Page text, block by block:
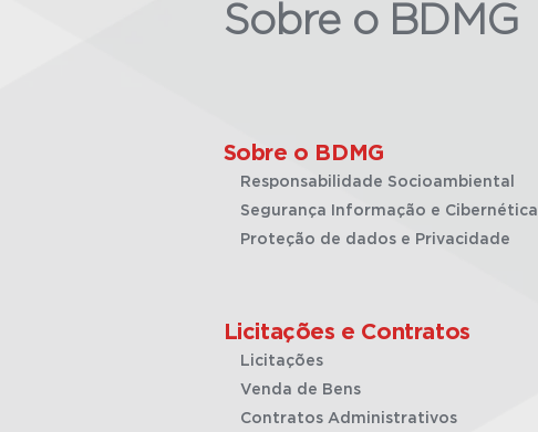
Sobre o BDMG
Sobre o BDMG
Responsabilidade Socioambiental
Segurança Informação e Cibernética
Proteção de dados e Privacidade
Licitações e Contratos
Licitações
Venda de Bens
Contratos Administrativos